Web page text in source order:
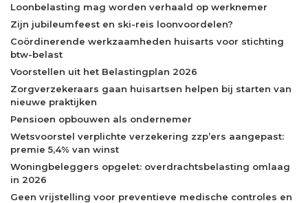
Loonbelasting mag worden verhaald op werknemer
Zijn jubileumfeest en ski-reis loonvoordelen?
Coördinerende werkzaamheden huisarts voor stichting
btw-belast
Voorstellen uit het Belastingplan 2026
Zorgverzekeraars gaan huisartsen helpen bij starten van
nieuwe praktijken
Pensioen opbouwen als ondernemer
Wetsvoorstel verplichte verzekering zzp’ers aangepast:
premie 5,4% van winst
Woningbeleggers opgelet: overdrachtsbelasting omlaag
in 2026
Geen vrijstelling voor preventieve medische controles en